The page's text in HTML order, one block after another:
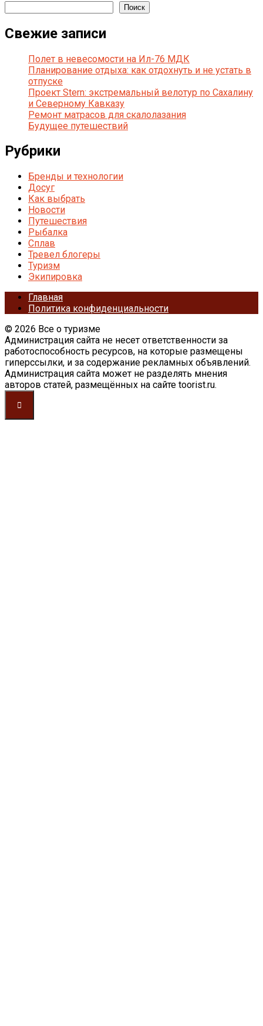
Поиск
Свежие записи
Полет в невесомости на Ил-76 МДК
Планирование отдыха: как отдохнуть и не устать в
отпуске
Проект Stern: экстремальный велотур по Сахалину
и Северному Кавказу
Ремонт матрасов для скалолазания
Будущее путешествий
Рубрики
Бренды и технологии
Досуг
Как выбрать
Новости
Путешествия
Рыбалка
Сплав
Тревел блогеры
Туризм
Экипировка
Главная
Политика конфиденциальности
© 2026 Все о туризме
Администрация сайта не несет ответственности за
работоспособность ресурсов, на которые размещены
гиперссылки, и за содержание рекламных объявлений.
Администрация сайта может не разделять мнения
авторов статей, размещённых на сайте toorist.ru.